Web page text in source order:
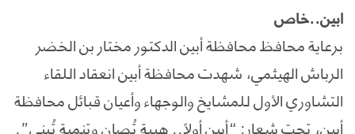
ابين..خاص
برعاية محافظ محافظة أبين الدكتور مختار بن الخضر
الرباش الهيثمي، شهدت محافظة أبين انعقاد اللقاء
التشاوري الأول للمشايخ والوجهاء وأعيان قبائل محافظة
أبين، تحت شعار: “أبين أولاً.. هيبة تُصان وتنمية تُبنى”.